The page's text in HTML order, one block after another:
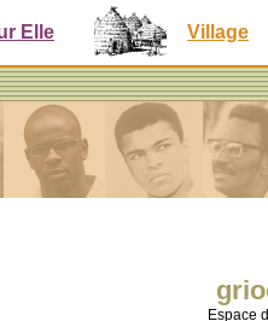
Elle Village
Espace